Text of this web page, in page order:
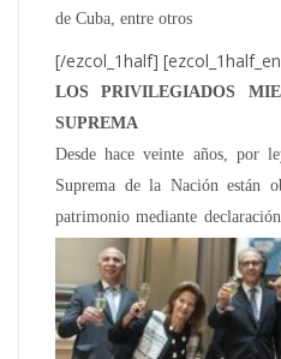
de Cuba, entre otros
[/ezcol_1half]
LOS PRIVILEGIADOS
SUPREMA
Desde hace veinte años, por
Suprema de la Nación están
patrimonio mediante